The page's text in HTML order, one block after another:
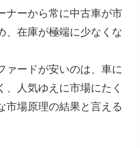
ナーから常に中古車が市
、在庫が極端に少なくな
ァードが安いのは、車に
、人気ゆえに市場にたく
市場原理の結果と言える